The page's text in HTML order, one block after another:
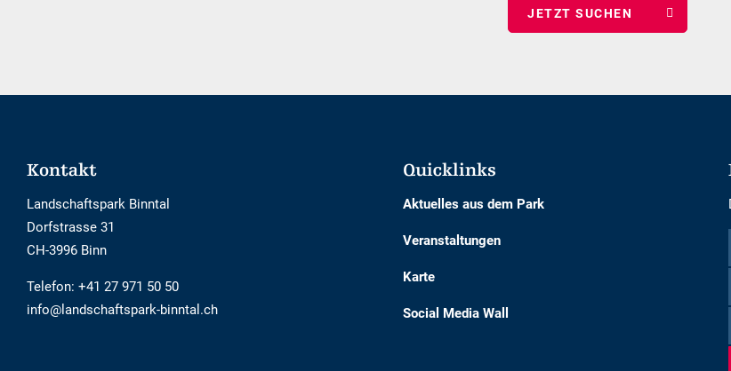
Footer
Kontakt
Landschaftspark Binntal
Dorfstrasse 31
CH-3996 Binn
Telefon: +41 27 971 50 50
info@landschaftspark-binntal.ch
Quicklinks
Aktuelles aus dem Park
Veranstaltungen
Karte
Social Media Wall